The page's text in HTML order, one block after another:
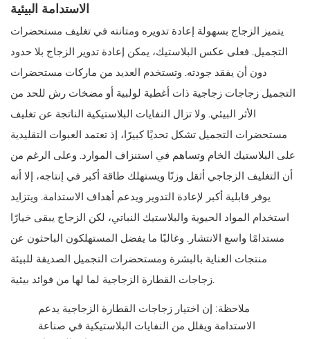
الاستدامة البيئية
يتميز الزجاج بسهولة إعادة تدويره ومتانته في تغليف مستحضرات
التجميل. فعلى عكس البلاستيك، يمكن إعادة تدوير الزجاج بلا حدود
دون أن يفقد جودته. وتستخدم العديد من ماركات مستحضرات
التجميل زجاجات زجاجية ذات أغطية لولبية أو مضخات رش للحد من
الأثر البيئي. ولا تزال النفايات البلاستيكية الناتجة عن تغليف
مستحضرات التجميل تشكل تحديًا كبيرًا، إذ تعتمد العبوات التقليدية
على البلاستيك الخام وتساهم في استنزاف الموارد. وعلى الرغم من
أن التغليف الزجاجي أثقل وزنًا ويستهلك طاقة أكبر في إنتاجه، إلا أنه
يوفر قابلية أكبر لإعادة التدوير ويدعم أهداف الاستدامة. ويتزايد
استخدام المواد الحيوية والبلاستيك النباتي، لكن الزجاج يبقى خيارًا
مستدامًا واسع الانتشار. وغالبًا ما يفضل المستهلكون الباحثون عن
منتجات العناية بالبشرة ومستحضرات التجميل الصديقة للبيئة
زجاجات القطارة الزجاجية لما لها من فوائد بيئية.
ملاحظة: إن اختيار زجاجات القطارة الزجاجية يدعم
الاستدامة ويقلل من النفايات البلاستيكية في صناعة